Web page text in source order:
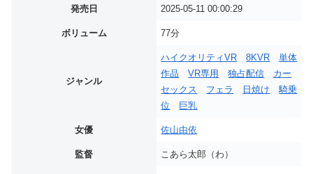
発売日 2025-05-11 00:00:29
ボリューム 77分
ジャンル
ハイクオリティVR 8KVR
単体
作品
VR専用 独占配信
カー
セックス
フェラ 日焼け
騎乗
位
巨乳
女優 佐山由依
監督 こあら太郎（わ）